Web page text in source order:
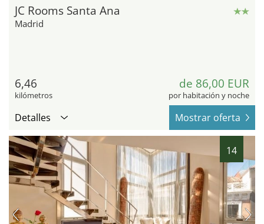
JC Rooms Santa Ana
Madrid
6,46
kilómetros
de 86,00 EUR
por habitación y noche
Detalles Mostrar oferta
14